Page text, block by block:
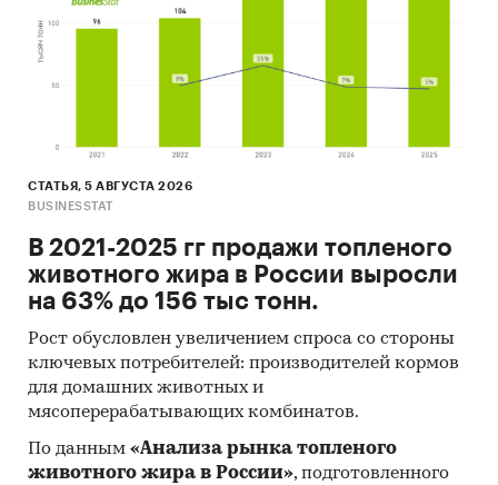
СТАТЬЯ, 5 АВГУСТА 2026
BUSINESSTAT
В 2021-2025 гг продажи топленого
животного жира в России выросли
на 63% до 156 тыс тонн.
Рост обусловлен увеличением спроса со стороны
ключевых потребителей: производителей кормов
для домашних животных и
мясоперерабатывающих комбинатов.
По данным «Анализа рынка топленого
животного жира в России», подготовленного